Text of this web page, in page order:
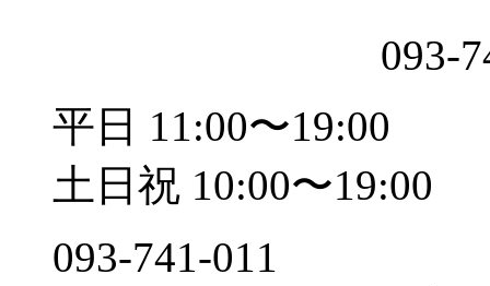
093-
平日 11:00〜19:00
土日祝 10:00〜19:00
093-741-011